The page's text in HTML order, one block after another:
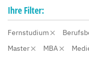
Ihre Filter:
Fernstudium
Master
MBA